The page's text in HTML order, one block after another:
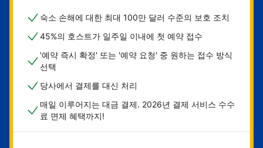
숙소 손해에 대한 최대 100만 달러 수준의 보호 조치
45%의 호스트가 일주일 이내에 첫 예약 접수
'예약 즉시 확정' 또는 '예약 요청' 중 원하는 접수 방식
선택
당사에서 결제를 대신 처리
매일 이루어지는 대금 결제. 2026년 결제 서비스 수수
료 면제 혜택까지!